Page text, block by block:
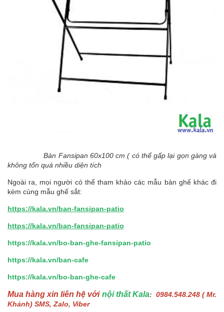
Bàn Fansipan 60x100 cm ( có thể gấp lại gọn gàng và
không tốn quá nhiều diện tích
Ngoài ra, mọi người có thể tham khảo các mẫu bàn ghế khác đi
kèm cùng mẫu ghế sắt:
https://kala.vn/ban-fansipan-patio
https://kala.vn/ban-fansipan-patio
https://kala.vn/bo-ban-ghe-fansipan-patio
https://kala.vn/ban-cafe
https://kala.vn/bo-ban-ghe-cafe
Mua hàng xin liên hệ với nội thất Kala: 0984.548.248 ( Mr.
Khánh) SMS, Zalo, Viber